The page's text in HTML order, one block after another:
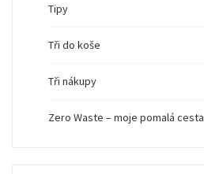
Tipy
Tři do koše
Tři nákupy
Zero Waste – moje pomalá cesta